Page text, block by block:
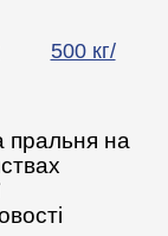
500 кг/